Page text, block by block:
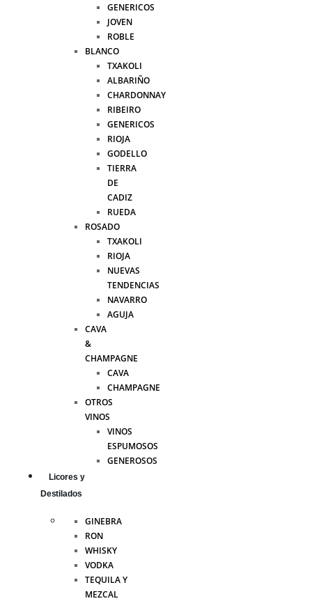
GENERICOS
JOVEN
ROBLE
BLANCO
TXAKOLI
ALBARIÑO
CHARDONNAY
RIBEIRO
GENERICOS
RIOJA
GODELLO
TIERRA
DE
CADIZ
RUEDA
ROSADO
TXAKOLI
RIOJA
NUEVAS
TENDENCIAS
NAVARRO
AGUJA
CAVA
&
CHAMPAGNE
CAVA
CHAMPAGNE
OTROS
VINOS
VINOS
ESPUMOSOS
GENEROSOS
Licores y
Destilados
GINEBRA
RON
WHISKY
VODKA
TEQUILA Y
MEZCAL